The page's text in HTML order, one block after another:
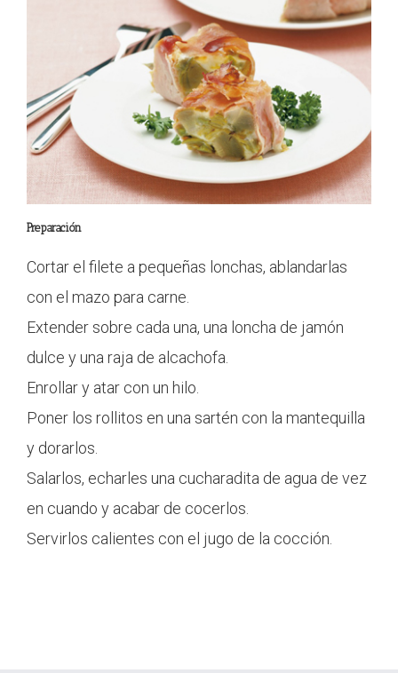
Preparación
Cortar el filete a pequeñas lonchas, ablandarlas
con el mazo para carne.
Extender sobre cada una, una loncha de jamón
dulce y una raja de alcachofa.
Enrollar y atar con un hilo.
Poner los rollitos en una sartén con la mantequilla
y dorarlos.
Salarlos, echarles una cucharadita de agua de vez
en cuando y acabar de cocerlos.
Servirlos calientes con el jugo de la cocción.